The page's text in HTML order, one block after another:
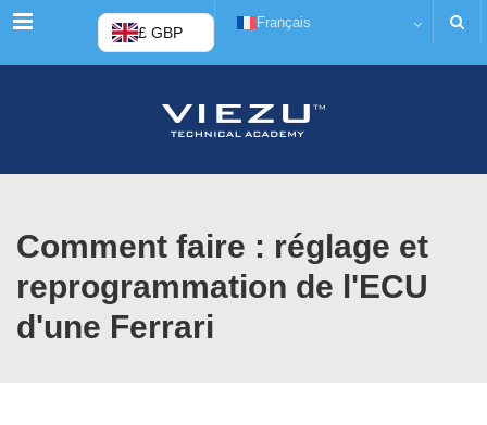
Menu £ GBP
Français
Comment faire : réglage et
reprogrammation de l'ECU
d'une Ferrari